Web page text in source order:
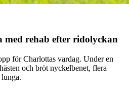
rehab efter ridolyckan
för Charlottas vardag. Under en
och bröt nyckelbenet, flera